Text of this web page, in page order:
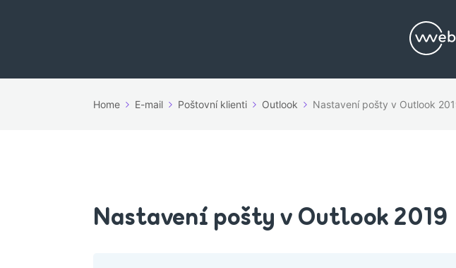
Home E-mail Poštovní klienti Outlook Nastavení pošty v Outlook
Nastavení pošty v Outlook 2019